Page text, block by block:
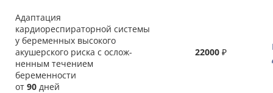
Адаптация
кардиореспираторной системы
у беременных высокого
акушерского риска с ослож-
ненным течением
беременности
от 90 дней
22000 ₽